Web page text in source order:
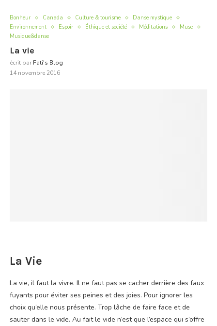
Bonheur Canada Culture & tourisme
Danse mystique
Environnement
Espoir Éthique et société Méditations
Muse
Musique&danse
La vie
écrit par Fati's Blog
14 novembre 2016
La Vie
La vie, il faut la vivre. Il ne faut pas se cacher derrière des faux
fuyants pour éviter ses peines et des joies. Pour ignorer les
choix qu’elle nous présente. Trop lâche de faire face et de
sauter dans le vide. Au fait le vide n’est que l’espace qui s’offre